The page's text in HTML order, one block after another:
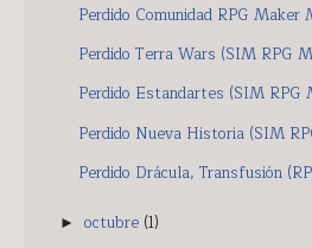
Perdido Comunidad RPG
Perdido Terra Wars (SIM RPG
Perdido Estandartes (SIM RPG
Perdido Nueva Historia (SIM
Perdido Drácula, Transfusión
► octubre (1)